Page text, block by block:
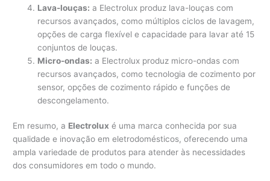
Lava-louças: a Electrolux produz lava-louças com
recursos avançados, como múltiplos ciclos de lavagem,
opções de carga flexível e capacidade para lavar até 15
conjuntos de louças.
Micro-ondas: a Electrolux produz micro-ondas com
recursos avançados, como tecnologia de cozimento por
sensor, opções de cozimento rápido e funções de
descongelamento.
Em resumo, a Electrolux é uma marca conhecida por sua
qualidade e inovação em eletrodomésticos, oferecendo uma
ampla variedade de produtos para atender às necessidades
dos consumidores em todo o mundo.